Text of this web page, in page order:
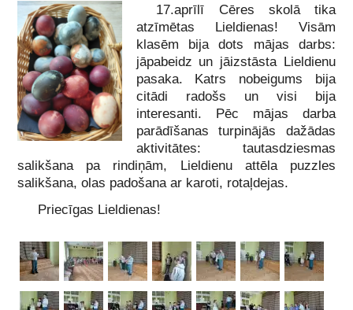
17.aprīlī Cēres skolā tika
atzīmētas Lieldienas! Visām
klasēm bija dots mājas darbs:
jāpabeidz un jāizstāsta Lieldienu
pasaka. Katrs nobeigums bija
citādi radošs un visi bija
interesanti. Pēc mājas darba
parādīšanas turpinājās dažādas
aktivitātes: tautasdziesmas
salikšana pa rindiņām, Lieldienu attēla puzzles
salikšana, olas padošana ar karoti, rotaļdejas.
Priecīgas Lieldienas!